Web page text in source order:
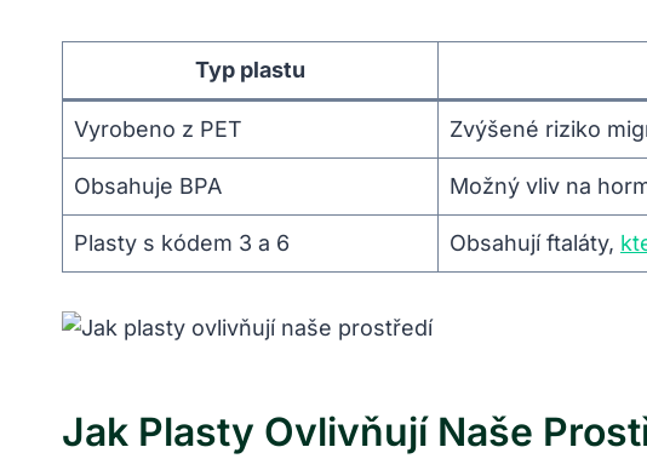
Typ plastu
Vyrobeno z PET Zvýšené riziko
Obsahuje BPA Možný vliv na
Plasty s kódem 3 a 6 Obsahují ftaláty,
Jak Plasty Ovlivňují Naše